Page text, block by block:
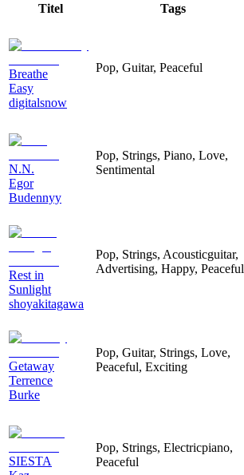
Titel Tags
Breathe
Easy
digitalsnow
Pop, Guitar, Peaceful
N.N.
Egor
Budennyy
Pop, Strings, Piano, Love,
Sentimental
Rest in
Sunlight
shoyakitagawa
Pop, Strings, Acousticguitar,
Advertising, Happy, Peaceful
Getaway
Terrence
Burke
Pop, Guitar, Strings, Love,
Peaceful, Exciting
SIESTA
Pop, Strings, Electricpiano,
Peaceful